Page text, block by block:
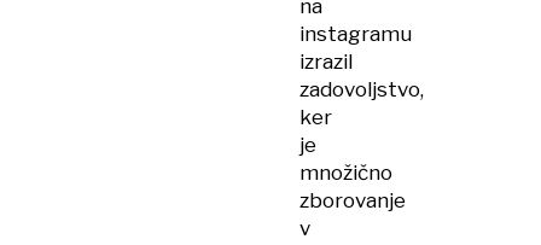
na
instagramu
izrazil
zadovoljstvo,
ker
je
množično
zborovanje
v